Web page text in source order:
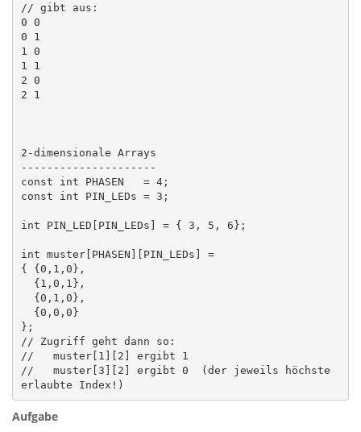
// gibt aus:
0 0
0 1
1 0
1 1
2 0
2 1
2-dimensionale Arrays
---------------------
const int PHASEN   = 4;
const int PIN_LEDs = 3;
int PIN_LED[PIN_LEDs] = { 3, 5, 6};
int muster[PHASEN][PIN_LEDs] =
{ {0,1,0},
};
// Zugriff geht dann so:
//   muster[1][2] ergibt 1
//   muster[3][2] ergibt 0  (der jeweils höchste
Aufgabe